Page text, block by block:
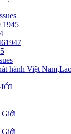
1945
hành Việt
Giới
Giới